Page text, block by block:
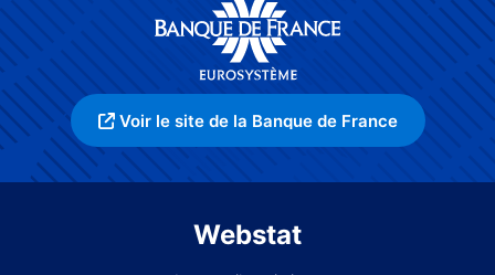
Voir le site de la Banque de France
Webstat